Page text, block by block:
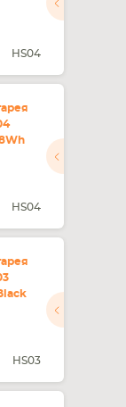
HS04
HS04
HS03